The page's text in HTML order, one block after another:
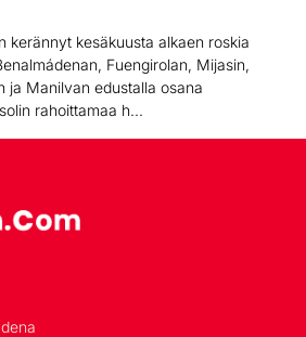
kerännyt kesäkuusta alkaen roskia
Fuengirolan, Mijasin,
ja Manilvan edustalla osana
rahoittamaa h...